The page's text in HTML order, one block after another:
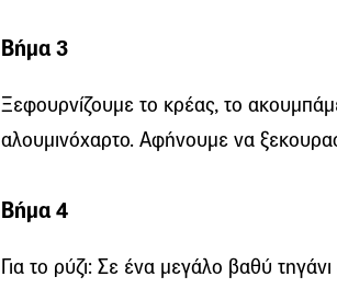
Βήμα 3
Ξεφουρνίζουμε το κρέας, το
αλουμινόχαρτο. Αφήνουμε να
Βήμα 4
Για το ρύζι: Σε ένα μεγάλο βαθύ